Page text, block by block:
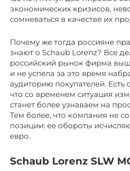
экономических кризисов,
сомневаться в качестве их
Почему же тогда россияне
знают о Schaub Lorenz? Все
российский рынок фирма
и не успела за это время
аудиторию покупателей. Есть
что со временем ситуация
станет более узнаваем на
Тем более, что компания не
позиции: ее обороты
евро.
Schaub Lorenz SLW